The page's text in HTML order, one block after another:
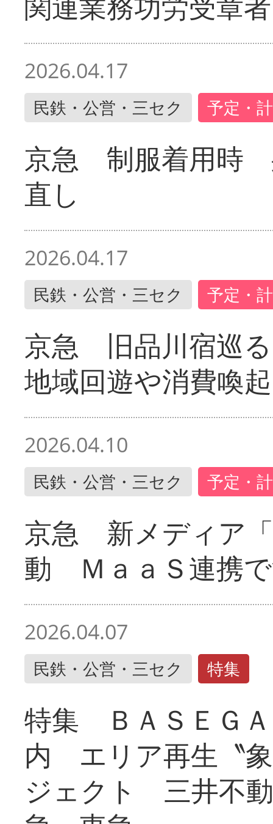
2026.04.17
民鉄・公営・三セク 予定・
京急 制服着用時
直し
2026.04.17
民鉄・公営・三セク 予定・
京急 旧品川宿巡
地域回遊や消費喚起
2026.04.10
民鉄・公営・三セク 予定・
京急 新メディア
動 ＭａａＳ連携
2026.04.07
民鉄・公営・三セク 特集
特集 ＢＡＳＥＧ
内 エリア再生〝
ジェクト 三井不